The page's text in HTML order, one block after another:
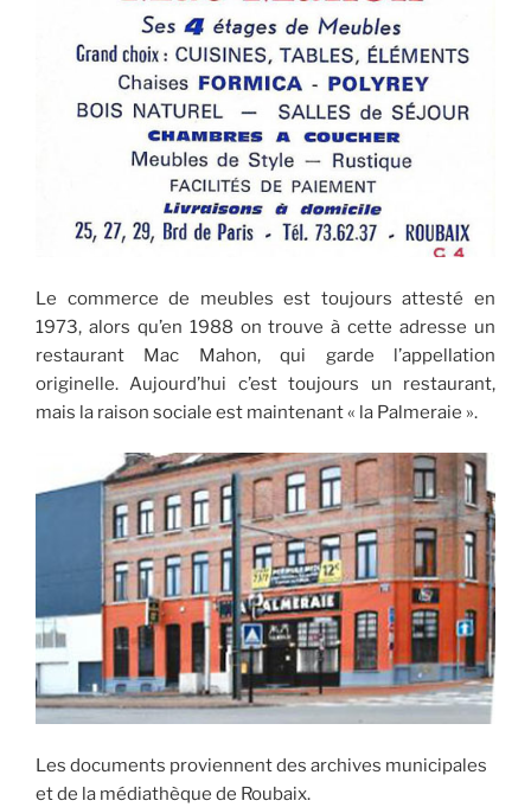
Le commerce de meubles est toujours attesté en
1973, alors qu’en 1988 on trouve à cette adresse un
restaurant Mac Mahon, qui garde l’appellation
originelle. Aujourd’hui c’est toujours un restaurant,
mais la raison sociale est maintenant « la Palmeraie ».
Les documents proviennent des archives municipales
et de la médiathèque de Roubaix.